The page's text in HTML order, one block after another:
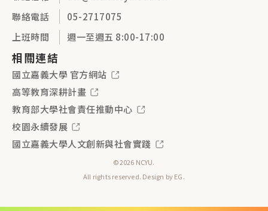
聯絡電話
05-2717075
上班時間
週一至週五 8:00-17:00
相關連結
國立嘉義大學 官方網站
高等教育深耕計畫
教育部大學社會責任推動中心
校園永續發展
國立嘉義大學人文創新與社會實踐
©2026 NCYU.
All rights reserved. Design byEG.